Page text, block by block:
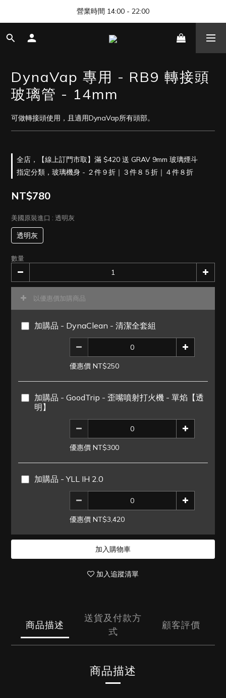
🎊 清邁尼曼店開幕，歡迎來找我們玩 🎊
營業時間 14:00 - 22:00
🎊 清邁尼曼店開幕，歡迎來找我們玩 🎊
DynaVap 專用 - RB9 轉接頭
玻璃管 - 14mm
可做轉接頭使用，且適用DynaVap所有頭部。
全店，【線上訂門市取】滿 $420 送 GRAV 9mm 玻璃煙斗
指定分類，玻璃機身 - ２件９折｜３件８５折｜４件８折
NT$780
美國原裝進口 : 透明灰
透明灰
數量
以優惠價加購商品
加購品 - DynaClean - 清潔全套組
優惠價 NT$250
加購品 - GoodTrip - 歪嘴噴射打火機 - 單焰【透
明】
優惠價 NT$300
加購品 - YLL IH 2.0
優惠價 NT$3,420
加入購物車
加入追蹤清單
商品描述
送貨及付款方
式
顧客評價
商品描述